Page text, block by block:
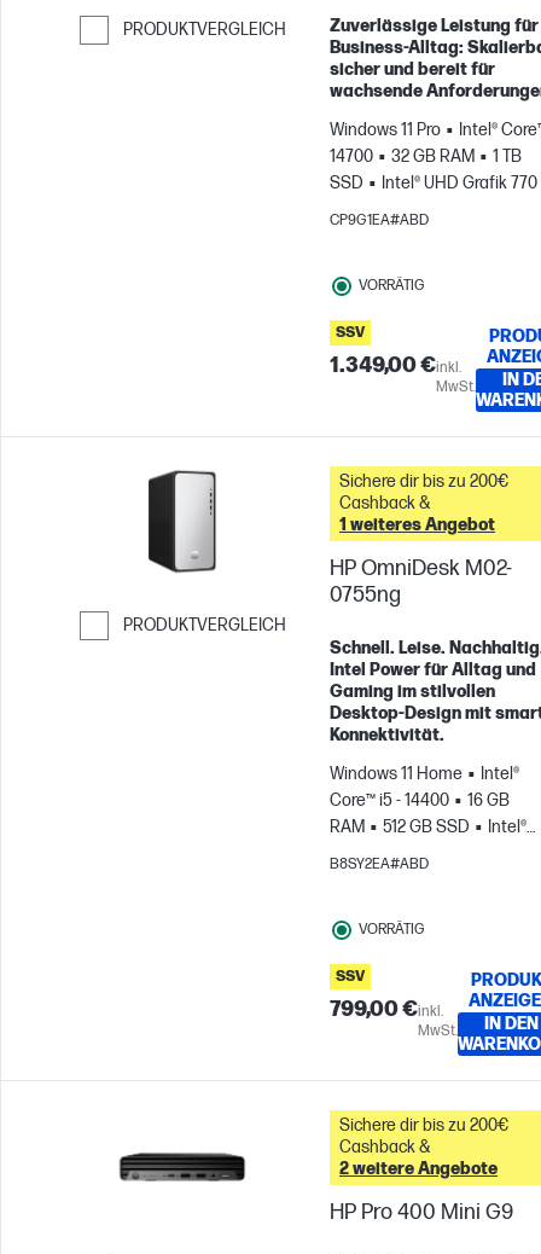
PRODUKTVERGLEICH
Weiter zum Vergleichen
Zuverlässige Leistung für
Business-Alltag:
sicher und bereit für
wachsende
Windows 11 Pro
Intel®
14700
32 GB RAM
1 TB
SSD
Intel® UHD Grafik 770
CP9G1EA#ABD
VORRÄTIG
SSV
1.349,00 €inkl.
MwSt.
IN
PRODUKTVERGLEICH
Weiter zum Vergleichen
Sichere dir bis zu 200€
Cashback &
1 weiteres Angebot
HP OmniDesk M02-
0755ng
Schnell. Leise.
Intel Power für Alltag und
Gaming im stilvollen
Desktop-Design mit
Konnektivität.
Windows 11 Home
Intel®
Core™ i5 - 14400
16 GB
RAM
512 GB SSD
Intel®
UHD Graphics
B8SY2EA#ABD
VORRÄTIG
SSV
799,00 €inkl.
MwSt.
IN DEN
Sichere dir bis zu 200€
Cashback &
2 weitere Angebote
HP Pro 400 Mini G9